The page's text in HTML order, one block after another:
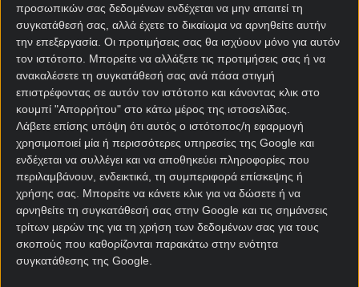
προσωπικών σας δεδομένων ενδέχεται να μην απαιτεί τη
συγκατάθεσή σας, αλλά έχετε το δικαίωμα να αρνηθείτε αυτήν
την επεξεργασία. Οι προτιμήσεις σας θα ισχύουν μόνο για αυτόν
τον ιστότοπο. Μπορείτε να αλλάξετε τις προτιμήσεις σας ή να
ανακαλέσετε τη συγκατάθεσή σας ανά πάσα στιγμή
επιστρέφοντας σε αυτόν τον ιστότοπο και κάνοντας κλικ στο
κουμπί "Απορρήτου" στο κάτω μέρος της ιστοσελίδας.
Λάβετε επίσης υπόψη ότι αυτός ο ιστότοπος/η εφαρμογή
χρησιμοποιεί μία ή περισσότερες υπηρεσίες της Google και
ενδέχεται να συλλέγει και να αποθηκεύει πληροφορίες που
περιλαμβάνουν, ενδεικτικά, τη συμπεριφορά επίσκεψης ή
χρήσης σας. Μπορείτε να κάνετε κλικ για να δώσετε ή να
αρνηθείτε τη συγκατάθεσή σας στην Google και τις σημάνσεις
τρίτων μερών της για τη χρήση των δεδομένων σας για τους
σκοπούς που καθορίζονται παρακάτω στην ενότητα
συγκατάθεσης της Google.
ΗΠαραγουάηδεν έχει καταφέρει να σκοράρει ποτέ
σε πέντε αγώνες νοκ άουτ του Παγκοσμίου
Κυπέλλου. Η τελευταία φορά που κατάφερε να
φτάσει σε προημιτελική φάση Μουντιάλ ήταν το
2010, όταν αποκλείστηκε από την Ισπανία. Στα έξι
τελευταία παιχνίδια της στο Παγκόσμιο Κύπελλο
σκόραρε το πολύ μία φορά. Μολαταύτα, η βασική
πρότασή μας είναι να σκοράρουν και οι δύο ομάδες
και να επιτευχθούν περισσότερα από 2,5 τέρματα,
με απόδοση 2,50 στη Stoiximan.
«Καυτός» Ούνταβ
Ο Ντενίζ Ουντάβ ήταν η… χρυσή αλλαγή της